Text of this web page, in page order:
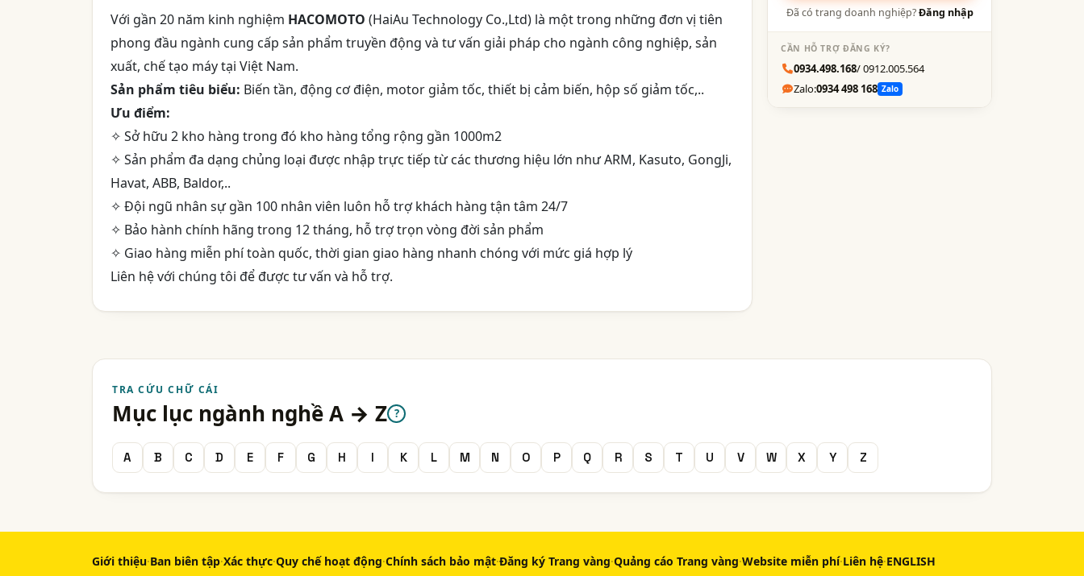
Với gần 20 năm kinh nghiệm HACOMOTO (HaiAu Technology Co.,Ltd) là một trong những đơn vị tiên
phong đầu ngành cung cấp sản phẩm truyền động và tư vấn giải pháp cho ngành công nghiệp, sản
xuất, chế tạo máy tại Việt Nam.
Sản phẩm tiêu biểu: Biến tần, động cơ điện, motor giảm tốc, thiết bị cảm biến, hộp số giảm tốc,..
Ưu điểm:
✧ Sở hữu 2 kho hàng trong đó kho hàng tổng rộng gần 1000m2
✧ Sản phẩm đa dạng chủng loại được nhập trực tiếp từ các thương hiệu lớn như ARM, Kasuto, GongJi,
Havat, ABB, Baldor,..
✧ Đội ngũ nhân sự gần 100 nhân viên luôn hỗ trợ khách hàng tận tâm 24/7
✧ Bảo hành chính hãng trong 12 tháng, hỗ trợ trọn vòng đời sản phẩm
✧ Giao hàng miễn phí toàn quốc, thời gian giao hàng nhanh chóng với mức giá hợp lý
Liên hệ với chúng tôi để được tư vấn và hỗ trợ.
Đã có trang doanh nghiệp?Đăng nhập
CẦN HỖ TRỢ ĐĂNG KÝ?
0934.498.168/ 0912.005.564
Zalo:0934 498 168 Zalo
TRA CỨU CHỮ CÁI
Mục lục ngành nghề A → Z ?
A B C D E F G H I K L M N O P Q R S T U V W X Y Z
Giới thiệu·Ban biên tập·Xác thực·Quy chế hoạt động·Chính sách bảo mật·Đăng ký Trang vàng·Quảng cáo Trang vàng·Website miễn phí·Liên hệ·ENGLISH